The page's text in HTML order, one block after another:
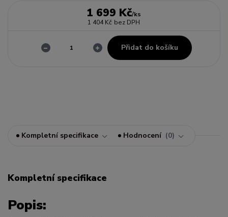
1 699 Kč/ks
1 404 Kč bez DPH
Přidat do košíku
Kompletní specifikace Hodnocení 0
Kompletní specifikace
Popis: